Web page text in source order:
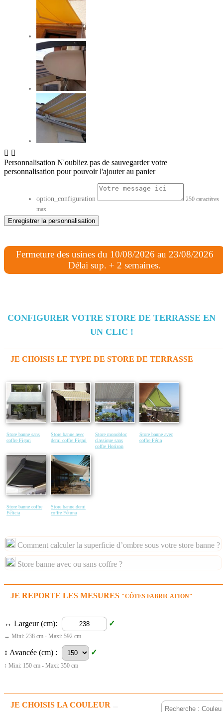
 
Personnalisation N'oubliez pas de sauvegarder votre
personnalisation pour pouvoir l'ajouter au panier
option_configuration
250 caractères
max
Enregistrer la personnalisation
Fermeture des usines du 10/08/2026 au 23/08/2026
Délai sup. + 2 semaines.
CONFIGURER VOTRE STORE DE TERRASSE EN
UN CLIC !
JE CHOISIS LE TYPE DE STORE DE TERRASSE
Store banne sans
coffre Figari
Store banne avec
demi coffre Figari
Store monobloc
classique sans
coffre Horizon
Store banne avec
coffre Féria
Store banne coffre
Félicia
Store banne demi
coffre Fétuna
Comment calculer la superficie d’ombre sous votre store banne ?
Store banne avec ou sans coffre ?
JE REPORTE LES MESURES "CÔTES FABRICATION"
↔ Largeur (cm):
↔ Mini: 238 cm - Maxi: 592 cm
↕ Avancée (cm) :
↕ Mini: 150 cm - Maxi: 350 cm
JE CHOISIS LA COULEUR